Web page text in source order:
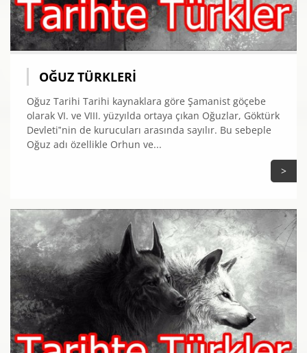
OĞUZ TÜRKLERI
Oğuz Tarihi Tarihi kaynaklara göre Şamanist göçebe
olarak VI. ve VIII. yüzyılda ortaya çıkan Oğuzlar, Göktürk
Devleti‟nin de kurucuları arasında sayılır. Bu sebeple
Oğuz adı özellikle Orhun ve...
>